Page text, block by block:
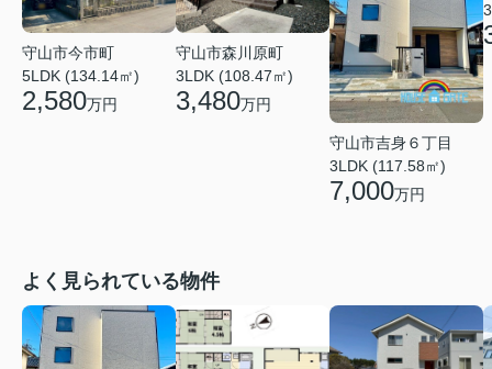
守山市今市町
5LDK (134.14㎡)
2,580万円
守山市森川原町
3LDK (108.47㎡)
3,480万円
守山市吉身６丁目
3LDK (117.58㎡)
7,000万円
よく見られている物件